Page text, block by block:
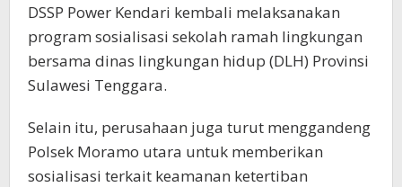
DSSP Power Kendari kembali melaksanakan
program sosialisasi sekolah ramah lingkungan
bersama dinas lingkungan hidup (DLH) Provinsi
Sulawesi Tenggara.
Selain itu, perusahaan juga turut menggandeng
Polsek Moramo utara untuk memberikan
sosialisasi terkait keamanan ketertiban